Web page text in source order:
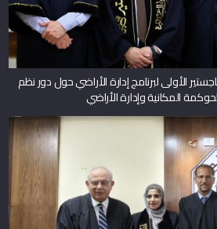
الأولى لبرنامج إدارة الأراضي حول دور نظم
المكانية وإدارة الأراضي